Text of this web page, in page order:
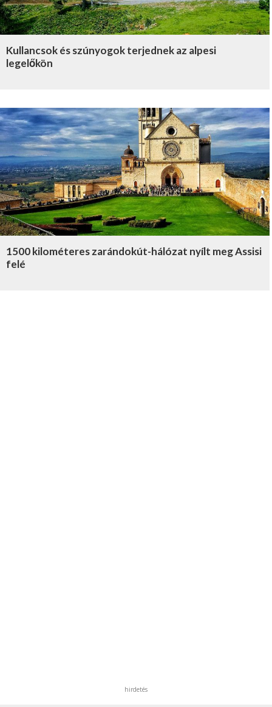
Kullancsok és szúnyogok terjednek az alpesi
legelőkön
1500 kilométeres zarándokút-hálózat nyílt meg Assisi
felé
hirdetés